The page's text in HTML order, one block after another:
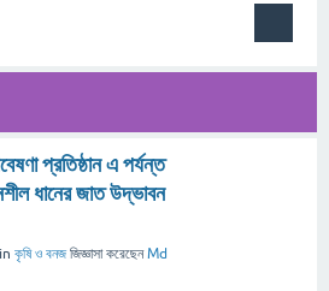
প্রতিষ্ঠান এ পর্যন্ত
ধানের জাত উদ্ভাবন
in কৃষি ও বনজ জিজ্ঞাসা করেছেনMd